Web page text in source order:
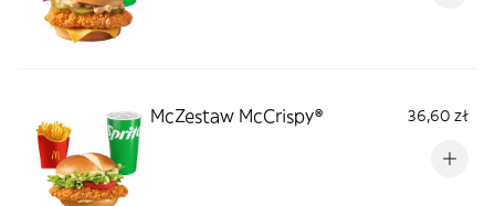
McZestaw McCrispy® 36,60 zł